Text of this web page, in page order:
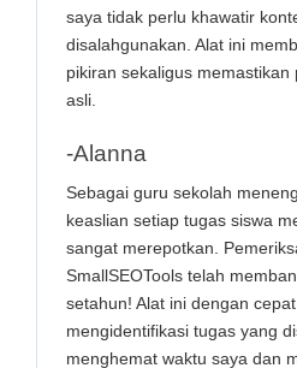
saya tidak perlu khawatir
disalahgunakan. Alat ini
pikiran sekaligus
asli.
-Alanna
Sebagai guru sekolah
keaslian setiap tugas siswa
sangat merepotkan.
SmallSEOTools telah
setahun! Alat ini dengan
mengidentifikasi tugas yang
menghemat waktu saya dan